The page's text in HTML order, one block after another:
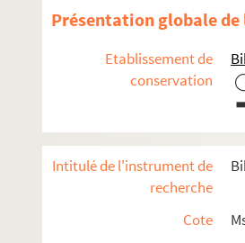
Présentation globale
Etablissement de
conservation
Intitulé de l'instrument de
recherche
Cote
Ms 3273/115 - 136.
Ms 3273/137 - 177.
Ms 3273/178 - 207.
Ms 3273/244 - 274. Années
Ms 3273/244 - 246.